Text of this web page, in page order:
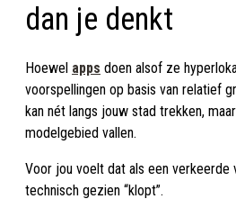
dan je denkt
Hoewel apps doen alsof ze
voorspellingen op basis van relatief
kan nét langs jouw stad trekken,
modelgebied vallen.
Voor jou voelt dat als een
technisch gezien “klopt”.